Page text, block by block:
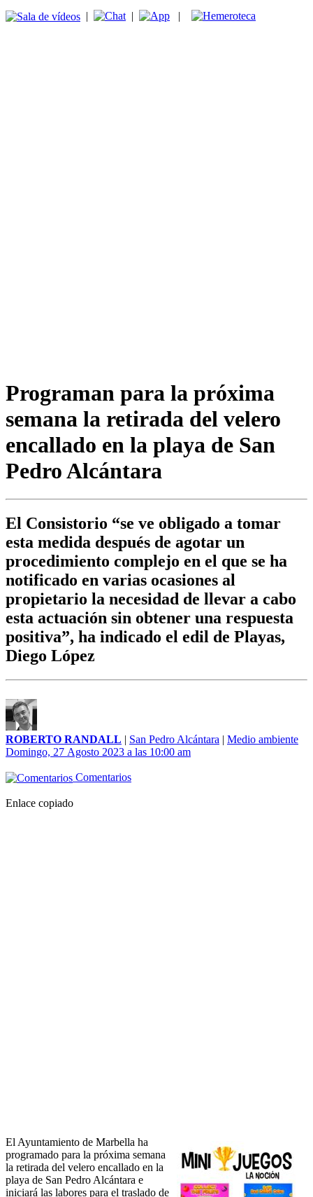
| | |
Programan para la próxima
semana la retirada del velero
encallado en la playa de San
Pedro Alcántara
El Consistorio “se ve obligado a tomar
esta medida después de agotar un
procedimiento complejo en el que se ha
notificado en varias ocasiones al
propietario la necesidad de llevar a cabo
esta actuación sin obtener una respuesta
positiva”, ha indicado el edil de Playas,
Diego López
ROBERTO RANDALL | San Pedro Alcántara | Medio ambiente
Domingo, 27 Agosto 2023 a las 10:00 am
Comentarios
Enlace copiado
El Ayuntamiento de Marbella ha
programado para la próxima semana
la retirada del velero encallado en la
playa de San Pedro Alcántara e
iniciará las labores para el traslado de